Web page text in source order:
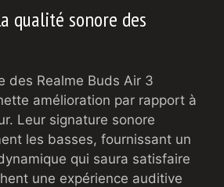
qualité sonore des
des Realme Buds Air 3
amélioration par rapport à
Leur signature sonore
les basses, fournissant un
qui saura satisfaire
une expérience auditive